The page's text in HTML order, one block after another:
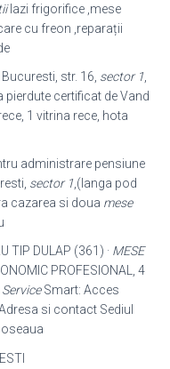
lazi frigorifice ,mese
cu freon ,reparații
str. 16, sector 1
pierdute certificat de Vand
1 vitrina rece, hota
administrare pensiune
sector 1 ,(langa pod
cazarea si doua mese
TIP DULAP (361) · MESE
PROFESIONAL, 4
ServiceSmart: Acces
si contact Sediul